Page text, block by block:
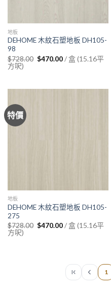
地板
DEHOME 木紋石塑地板 DH105-
98
$728.00 Original
price
$470.00Current
price
/ 盒 (15.16平
方呎)
特價
地板
DEHOME 木紋石塑地板 DH105-
275
$728.00 Original
price
$470.00Current
price
/ 盒 (15.16平
方呎)
1